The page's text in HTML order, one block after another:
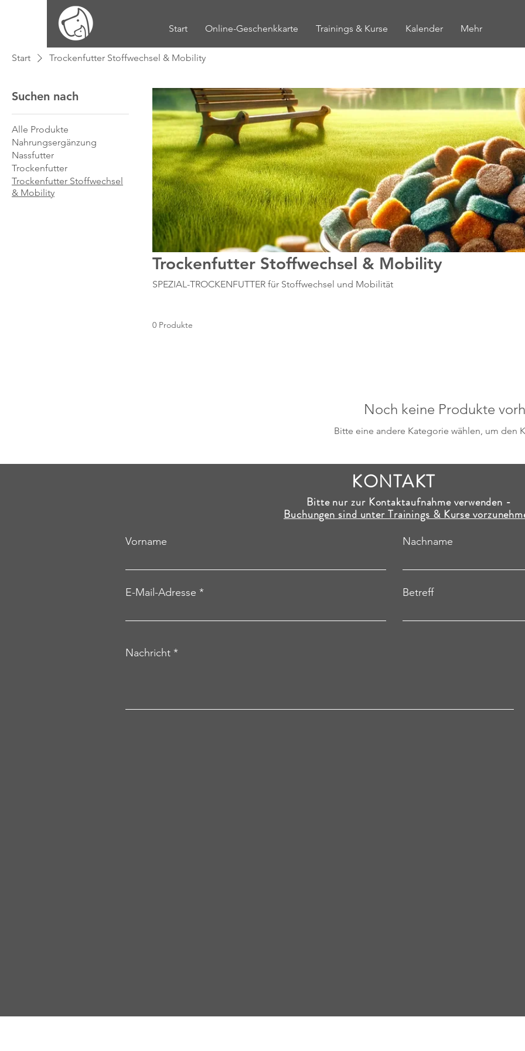
Start Online-Geschenkkarte Trainings & Kurse Kalender Mehr
Start Trockenfutter Stoffwechsel & Mobility
Suchen nach
Alle Produkte
Nahrungsergänzung
Nassfutter
Trockenfutter
Trockenfutter Stoffwechsel
& Mobility
Trockenfutter Stoffwechsel & Mobility
SPEZIAL-TROCKENFUTTER für Stoffwechsel und Mobilität
0 Produkte
Noch keine Produkte
Bitte eine andere Kategorie wählen, um den
KONTAKT
Vorname Nachname
E-Mail-Adresse Betreff
Nachricht
Bitte nur zur Kontaktaufnahme verwenden -
Buchungen sind unter Trainings & Kurse